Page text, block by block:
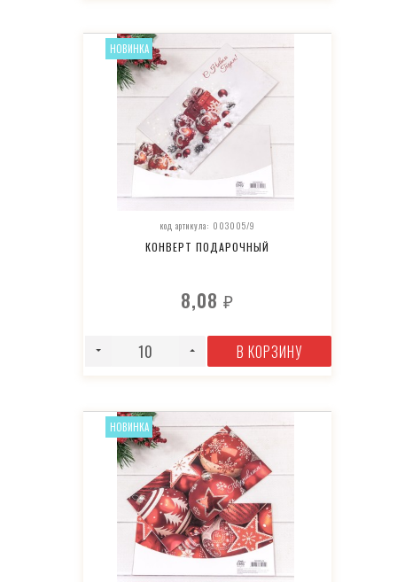
код артикула: 003005/9
КОНВЕРТ ПОДАРОЧНЫЙ
8,08₽
В КОРЗИНУ
НОВИНКА
НОВИНКА